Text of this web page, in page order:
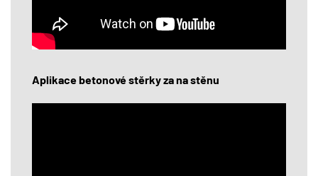
Aplikace betonové stěrky za na stěnu